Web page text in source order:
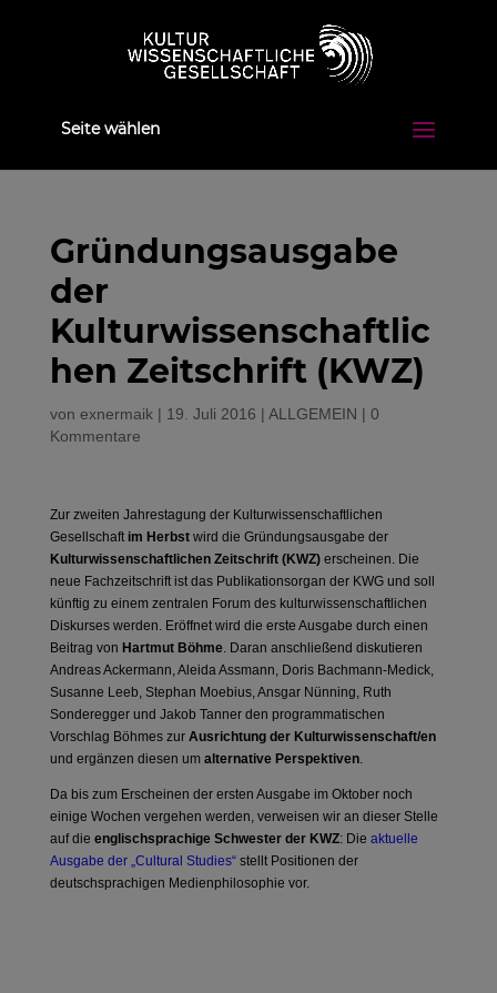
Seite wählen
Gründungsausgabe
der
Kulturwissenschaftlic
hen Zeitschrift (KWZ)
von exnermaik| 19. Juli 2016 | ALLGEMEIN | 0
Kommentare
Zur zweiten Jahrestagung der Kulturwissenschaftlichen
Gesellschaft im Herbstwird die Gründungsausgabe der
Kulturwissenschaftlichen Zeitschrift (KWZ)erscheinen. Die
neue Fachzeitschrift ist das Publikationsorgan der KWG und soll
künftig zu einem zentralen Forum des kulturwissenschaftlichen
Diskurses werden. Eröffnet wird die erste Ausgabe durch einen
Beitrag von Hartmut Böhme. Daran anschließend diskutieren
Andreas Ackermann, Aleida Assmann, Doris Bachmann-Medick,
Susanne Leeb, Stephan Moebius, Ansgar Nünning, Ruth
Sonderegger und Jakob Tanner den programmatischen
Vorschlag Böhmes zur Ausrichtung der Kulturwissenschaft/en
und ergänzen diesen um alternative Perspektiven.
Da bis zum Erscheinen der ersten Ausgabe im Oktober noch
einige Wochen vergehen werden, verweisen wir an dieser Stelle
auf die englischsprachige Schwester der KWZ: Die aktuelle
Ausgabe der „Cultural Studies“stellt Positionen der
deutschsprachigen Medienphilosophie vor.